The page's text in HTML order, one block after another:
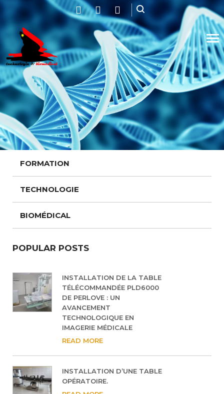
FORMATION
TECHNOLOGIE
BIOMÉDICAL
POPULAR POSTS
INSTALLATION DE LA TABLE
TÉLÉCOMMANDÉE PLD6000
DE PERLOVE : UN
AVANCEMENT
TECHNOLOGIQUE EN
IMAGERIE MÉDICALE
READ MORE
INSTALLATION D’UNE TABLE
OPÉRATOIRE.